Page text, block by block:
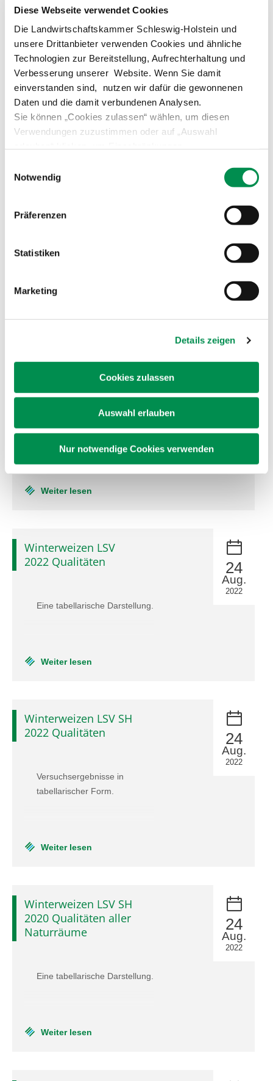
Diese Webseite verwendet Cookies
Die Landwirtschaftskammer Schleswig-Holstein und
unsere Drittanbieter verwenden Cookies und ähnliche
Technologien zur Bereitstellung, Aufrechterhaltung und
Verbesserung unserer Website. Wenn Sie damit
einverstanden sind, nutzen wir dafür die gewonnenen
Daten und die damit verbundenen Analysen.
Sie können „Cookies zulassen“ wählen, um diesen
Verwendungen zuzustimmen oder auf „Auswahl
detaillierteren Informationen. Erteilte Einwilligungen
Datenschutzerklärung
Notwendig
Präferenzen
Statistiken
Marketing
Details zeigen
Cookies zulassen
Auswahl erlauben
Nur notwendige Cookies verwenden
Form.
Weiter lesen
Winterweizen LSV
2022
Sortenempfehlung
tabellarischer Form.
Aug.
Sortenempfehlung
tabellarischer Form.
Weiter lesen
Aug.
Winterweizen LSV
2022 Qualitäten
Eine tabellarische Darstellung.
Weiter lesen
24
Aug.
2022
Winterweizen LSV SH
2022 Qualitäten
Versuchsergebnisse in
tabellarischer Form.
Weiter lesen
24
Aug.
2022
Winterweizen LSV SH
2020 Qualitäten aller
Naturräume
Eine tabellarische Darstellung.
Weiter lesen
24
Aug.
2022